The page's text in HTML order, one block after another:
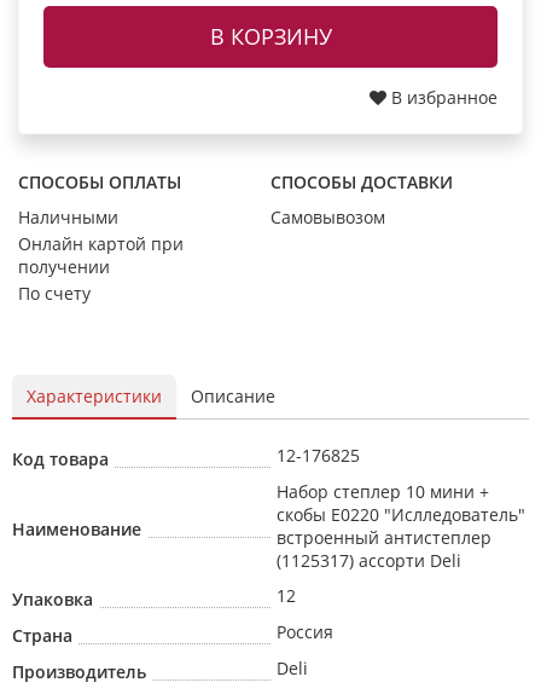
В КОРЗИНУ
В избранное
СПОСОБЫ ОПЛАТЫ
Наличными
Онлайн картой при
получении
По счету
СПОСОБЫ ДОСТАВКИ
Самовывозом
Характеристики Описание
Код товара 12-176825
Наименование
Набор степлер 10 мини +
скобы E0220 "Ислледователь"
встроенный антистеплер
(1125317) ассорти Deli
Упаковка
12
Страна
Россия
Производитель
Deli